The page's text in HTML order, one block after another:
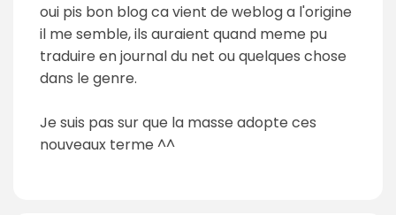
oui pis bon blog ca vient de weblog a l'origine
il me semble, ils auraient quand meme pu
traduire en journal du net ou quelques chose
dans le genre.
Je suis pas sur que la masse adopte ces
nouveaux terme ^^